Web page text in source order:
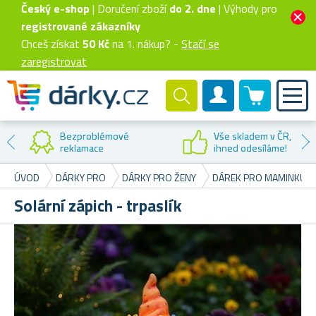
Český e-shop| Doručení zbožído 2. dne | Výhody pro
registrované zákazníky
Chceš získat 50 Kčna 1. nákup? - Stačí se
zaregistrovat
Zákaznický účet
0 produktů
Bezproblémové
reklamace
Vše skladem v ČR,
ihned odesíláme!
ÚVOD
DÁRKY PRO DÁRKY PRO ŽENY DÁREK PRO MAMINKU
Solární zápich - trpaslík